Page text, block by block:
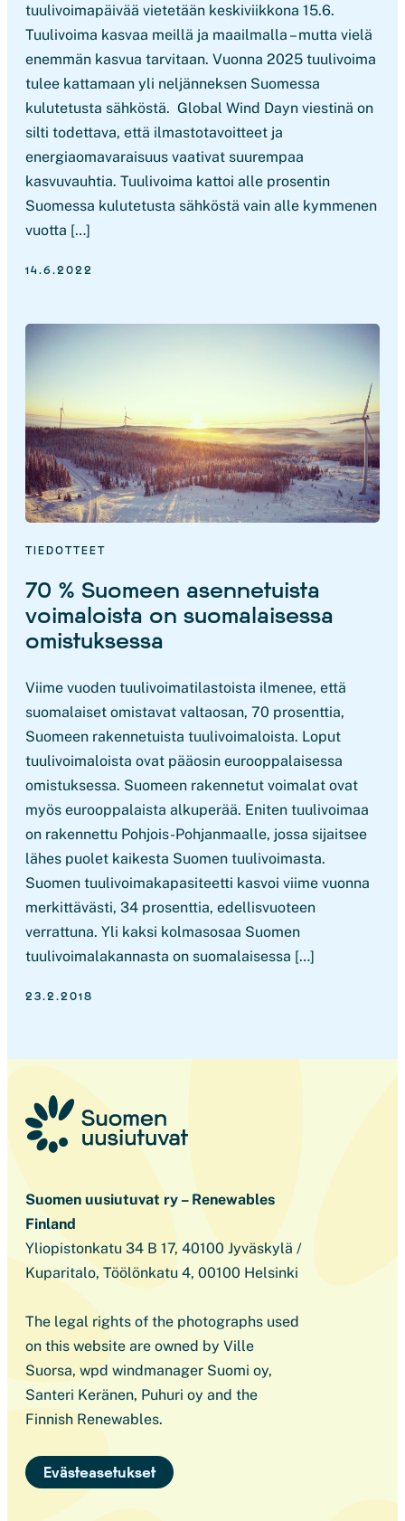
tuulivoimapäivää vietetään keskiviikkona 15.6.
Tuulivoima kasvaa meillä ja maailmalla – mutta vielä
enemmän kasvua tarvitaan. Vuonna 2025 tuulivoima
tulee kattamaan yli neljänneksen Suomessa
kulutetusta sähköstä. Global Wind Dayn viestinä on
silti todettava, että ilmastotavoitteet ja
energiaomavaraisuus vaativat suurempaa
kasvuvauhtia. Tuulivoima kattoi alle prosentin
Suomessa kulutetusta sähköstä vain alle kymmenen
vuotta […]
14.6.2022
TIEDOTTEET
70 % Suomeen asennetuista
voimaloista on suomalaisessa
omistuksessa
Viime vuoden tuulivoimatilastoista ilmenee, että
suomalaiset omistavat valtaosan, 70 prosenttia,
Suomeen rakennetuista tuulivoimaloista. Loput
tuulivoimaloista ovat pääosin eurooppalaisessa
omistuksessa. Suomeen rakennetut voimalat ovat
myös eurooppalaista alkuperää. Eniten tuulivoimaa
on rakennettu Pohjois-Pohjanmaalle, jossa sijaitsee
lähes puolet kaikesta Suomen tuulivoimasta.
Suomen tuulivoimakapasiteetti kasvoi viime vuonna
merkittävästi, 34 prosenttia, edellisvuoteen
verrattuna. Yli kaksi kolmasosaa Suomen
tuulivoimalakannasta on suomalaisessa […]
23.2.2018
Suomen uusiutuvat ry – Renewables
Finland
Yliopistonkatu 34 B 17, 40100 Jyväskylä /
Kuparitalo, Töölönkatu 4, 00100 Helsinki
The legal rights of the photographs used
on this website are owned by Ville
Suorsa, wpd windmanager Suomi oy,
Santeri Keränen, Puhuri oy and the
Finnish Renewables.
Evästeasetukset